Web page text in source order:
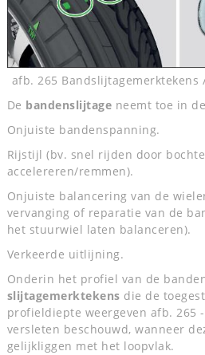
afb. 265
De bandenslijtage neemt toe in
Onjuiste bandenspanning.
Rijstijl (bv. snel rijden door
accelereren/remmen).
Onjuiste balancering van de
vervanging of reparatie van de
het stuurwiel laten balanceren).
Verkeerde uitlijning.
Onderin het profiel van de
slijtagemerktekens die de
profieldiepte weergeven afb. 265
versleten beschouwd, wanneer
gelijkliggen met het loopvlak.